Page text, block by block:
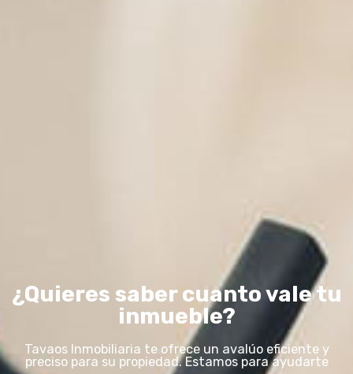
¿Quieres saber cuanto vale tu
inmueble?
Tavaos Inmobiliaria te ofrece un avalúo eficiente y
preciso para su propiedad. Estamos para ayudarte